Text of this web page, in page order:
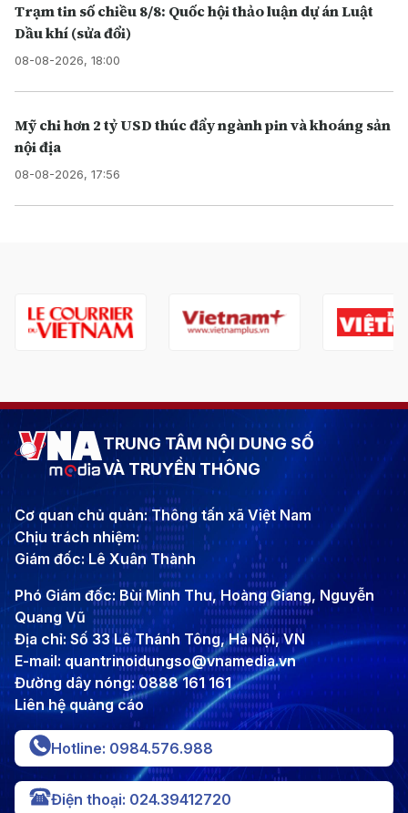
Trạm tin số chiều 8/8: Quốc hội thảo luận dự án Luật
Dầu khí (sửa đổi)
08-08-2026, 18:00
Mỹ chi hơn 2 tỷ USD thúc đẩy ngành pin và khoáng sản
nội địa
08-08-2026, 17:56
TRUNG TÂM NỘI DUNG SỐ
VÀ TRUYỀN THÔNG
Cơ quan chủ quản: Thông tấn xã Việt Nam
Chịu trách nhiệm:
Giám đốc: Lê Xuân Thành
Phó Giám đốc: Bùi Minh Thu, Hoàng Giang, Nguyễn
Quang Vũ
Địa chỉ: Số 33 Lê Thánh Tông, Hà Nội, VN
E-mail: quantrinoidungso@vnamedia.vn
Đường dây nóng: 0888 161 161
Liên hệ quảng cáo
Hotline: 0984.576.988
Điện thoại: 024.39412720